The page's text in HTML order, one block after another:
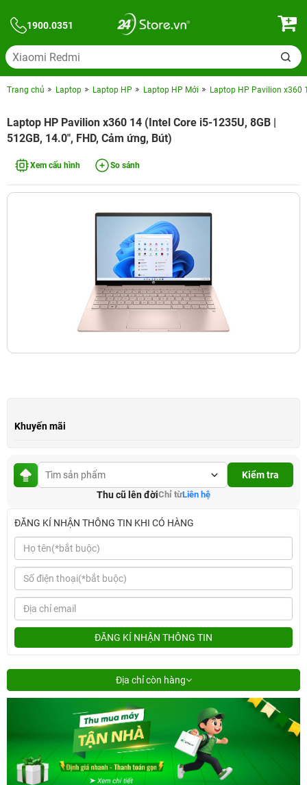
1900.0351
Trang chủ Laptop Laptop HP Laptop HP Mới Laptop HP Pavilion x360
Laptop HP Pavilion x360 14 (Intel Core i5-1235U, 8GB |
512GB, 14.0", FHD, Cảm ứng, Bút)
Xem cấu hình So sánh
Khuyến mãi
Kiểm tra
Thu cũ lên đờiChỉ từLiên hệ
ĐĂNG KÍ NHẬN THÔNG TIN KHI CÓ HÀNG
ĐĂNG KÍ NHẬN THÔNG TIN
Địa chỉ còn hàng